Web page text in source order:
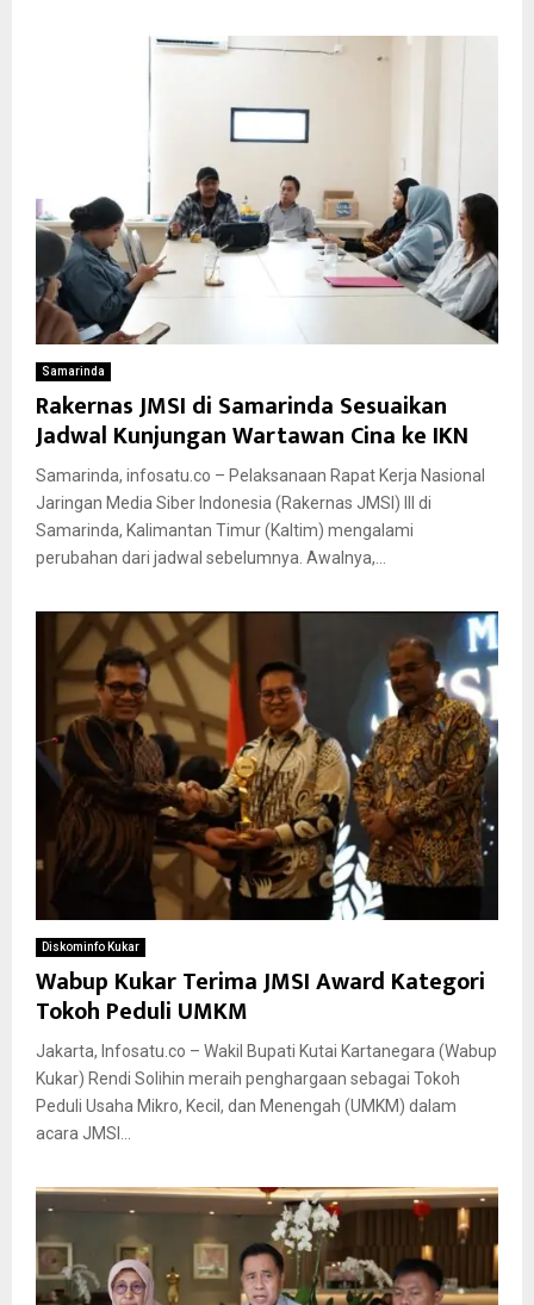
Samarinda
Rakernas JMSI di Samarinda Sesuaikan
Jadwal Kunjungan Wartawan Cina ke IKN
Samarinda, infosatu.co – Pelaksanaan Rapat Kerja Nasional
Jaringan Media Siber Indonesia (Rakernas JMSI) III di
Samarinda, Kalimantan Timur (Kaltim) mengalami
perubahan dari jadwal sebelumnya. Awalnya,...
Diskominfo Kukar
Wabup Kukar Terima JMSI Award Kategori
Tokoh Peduli UMKM
Jakarta, Infosatu.co – Wakil Bupati Kutai Kartanegara (Wabup
Kukar) Rendi Solihin meraih penghargaan sebagai Tokoh
Peduli Usaha Mikro, Kecil, dan Menengah (UMKM) dalam
acara JMSI...